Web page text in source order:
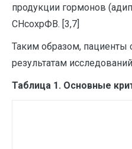
продукции гормонов
СНсохрФВ. [3,7]
Таким образом,
результатам
Таблица 1. Основные